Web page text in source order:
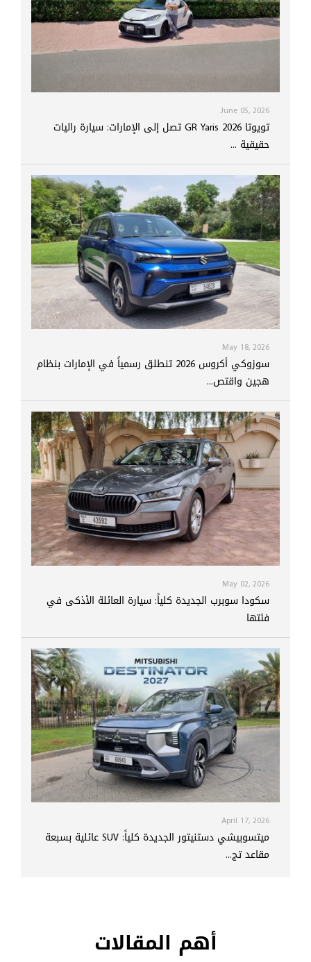
June 05, 2026
تويوتا GR Yaris 2026 تصل إلى الإمارات: سيارة راليات
حقيقية ...
May 18, 2026
سوزوكي أكروس 2026 تنطلق رسمياً في الإمارات بنظام
هجين واقتص...
May 02, 2026
سكودا سوبرب الجديدة كلياً: سيارة العائلة الأذكى في
فئتها
April 17, 2026
ميتسوبيشي دستنيتور الجديدة كلياً: SUV عائلية بسبعة
مقاعد تج...
أهم المقالات